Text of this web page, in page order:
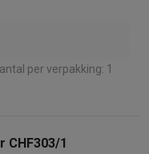
Koolstoffilter | Aantal per verpakking: 1
CHF303/1